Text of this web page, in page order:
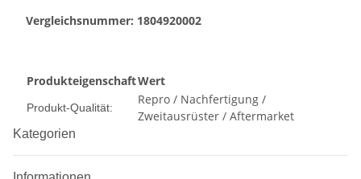
Vergleichsnummer: 1804920002
ProdukteigenschaftWert
Produkt-Qualität:
Repro / Nachfertigung /
Zweitausrüster / Aftermarket
Kategorien